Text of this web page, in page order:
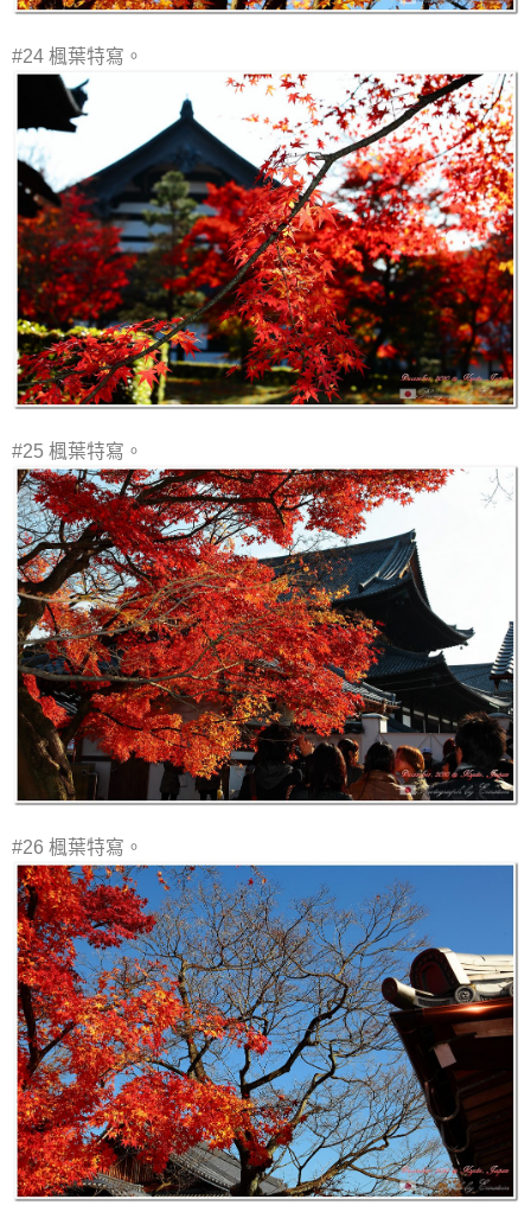
#24 楓葉特寫。
#25 楓葉特寫。
#26 楓葉特寫。